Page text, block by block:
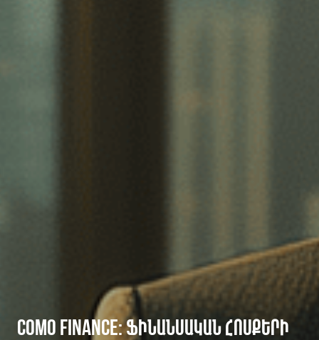
COMO FINANCE: ՖԻՆԱՆՍԱԿԱՆ ՀՈՍՔԵՐԻ